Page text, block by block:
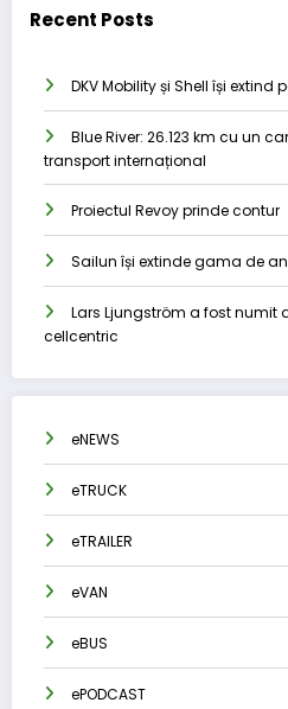
Recent Posts
DKV Mobility și Shell își extind
Blue River: 26.123 km cu un
transport internațional
Proiectul Revoy prinde contur
Sailun își extinde gama de
Lars Ljungström a fost numit
cellcentric
eNEWS
eTRUCK
eTRAILER
eVAN
eBUS
ePODCAST